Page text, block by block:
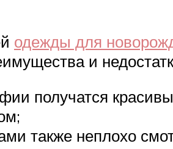
одежды для
и
получатся
также неплохо